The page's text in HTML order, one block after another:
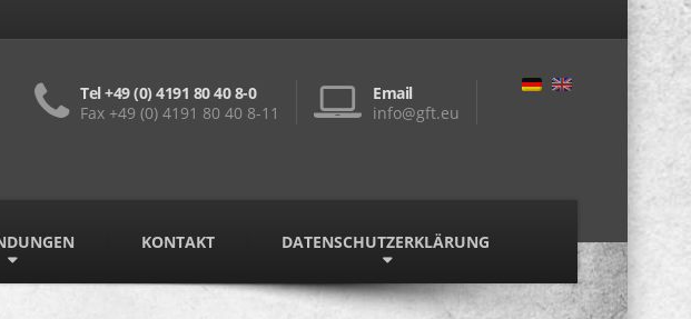
Tel +49 (0) 4191 80 40 8-0
Fax +49 (0) 4191 80 40 8-11
Email
info@gft.eu
KONTAKT DATENSCHUTZERKLÄRUNG